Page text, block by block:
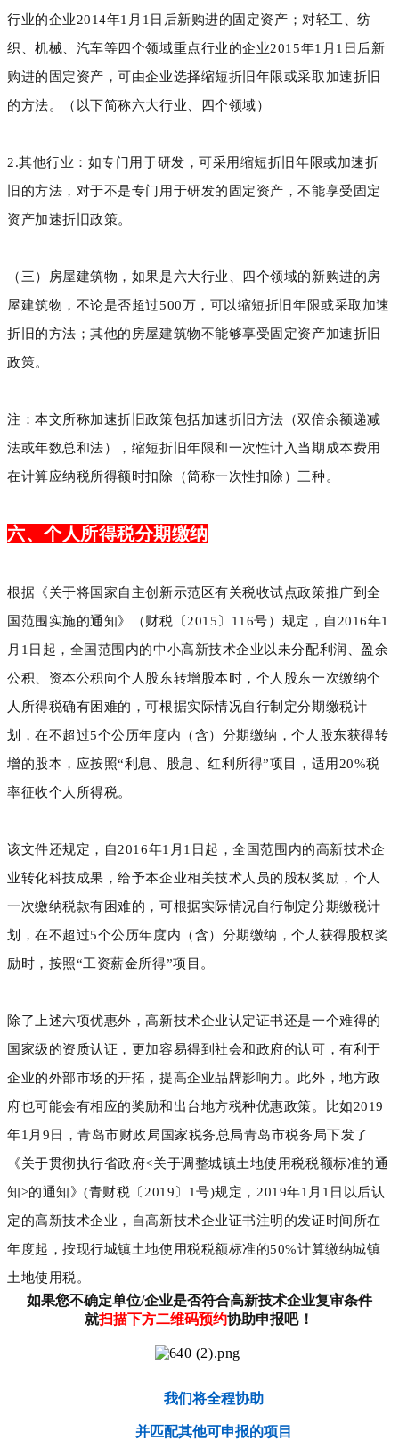
行业的企业2014年1月1日后新购进的固定资产；对轻工、纺
织、机械、汽车等四个领域重点行业的企业2015年1月1日后新
购进的固定资产，可由企业选择缩短折旧年限或采取加速折旧
的方法。（以下简称六大行业、四个领域）
2.其他行业：如专门用于研发，可采用缩短折旧年限或加速折
旧的方法，对于不是专门用于研发的固定资产，不能享受固定
资产加速折旧政策。
（三）房屋建筑物，如果是六大行业、四个领域的新购进的房
屋建筑物，不论是否超过500万，可以缩短折旧年限或采取加速
折旧的方法；其他的房屋建筑物不能够享受固定资产加速折旧
政策。
注：本文所称加速折旧政策包括加速折旧方法（双倍余额递减
法或年数总和法），缩短折旧年限和一次性计入当期成本费用
在计算应纳税所得额时扣除（简称一次性扣除）三种。
六、个人所得税分期缴纳
根据《关于将国家自主创新示范区有关税收试点政策推广到全
国范围实施的通知》（财税〔2015〕116号）规定，自2016年1
月1日起，全国范围内的中小高新技术企业以未分配利润、盈余
公积、资本公积向个人股东转增股本时，个人股东一次缴纳个
人所得税确有困难的，可根据实际情况自行制定分期缴税计
划，在不超过5个公历年度内（含）分期缴纳，个人股东获得转
增的股本，应按照“利息、股息、红利所得”项目，适用20%税
率征收个人所得税。
该文件还规定，自2016年1月1日起，全国范围内的高新技术企
业转化科技成果，给予本企业相关技术人员的股权奖励，个人
一次缴纳税款有困难的，可根据实际情况自行制定分期缴税计
划，在不超过5个公历年度内（含）分期缴纳，个人获得股权奖
励时，按照“工资薪金所得”项目。
除了上述六项优惠外，高新技术企业认定证书还是一个难得的
国家级的资质认证，更加容易得到社会和政府的认可，有利于
企业的外部市场的开拓，提高企业品牌影响力。此外，地方政
府也可能会有相应的奖励和出台地方税种优惠政策。比如2019
年1月9日，青岛市财政局国家税务总局青岛市税务局下发了
《关于贯彻执行省政府<关于调整城镇土地使用税税额标准的通
知>的通知》(青财税〔2019〕1号)规定，2019年1月1日以后认
定的高新技术企业，自高新技术企业证书注明的发证时间所在
年度起，按现行城镇土地使用税税额标准的50%计算缴纳城镇
土地使用税。
如果您不确定单位/企业是否符合高新技术企业复审条件
就扫描下方二维码预约协助申报吧！
我们将全程协助
并匹配其他可申报的项目